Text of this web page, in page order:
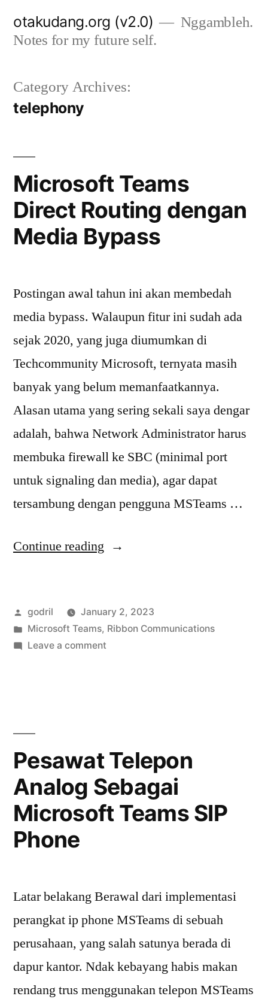
otakudang.org (v2.0)
Nggambleh.
Notes for my future self.
Category Archives:
telephony
Microsoft Teams
Direct Routing dengan
Media Bypass
Postingan awal tahun ini akan membedah
media bypass. Walaupun fitur ini sudah ada
sejak 2020, yang juga diumumkan di
Techcommunity Microsoft, ternyata masih
banyak yang belum memanfaatkannya.
Alasan utama yang sering sekali saya dengar
adalah, bahwa Network Administrator harus
membuka firewall ke SBC (minimal port
untuk signaling dan media), agar dapat
tersambung dengan pengguna MSTeams …
Continue reading “Microsoft
Routing
dengan
Posted
by
godril
January 2, 2023
Posted
in
Microsoft Teams, Ribbon Communications
Leave a commenton
Bypass
Pesawat Telepon
Analog Sebagai
Microsoft Teams SIP
Phone
Latar belakang Berawal dari implementasi
perangkat ip phone MSTeams di sebuah
perusahaan, yang salah satunya berada di
dapur kantor. Ndak kebayang habis makan
rendang trus menggunakan telepon MSTeams